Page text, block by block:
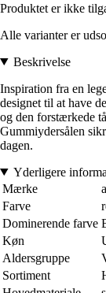
Produktet er ikke
Alle varianter er
Beskrivelse
Inspiration fra en
designet til at have
og den forstærkede
Gummiydersålen
dagen.
Yderligere
Mærke
Farve
Dominerende farve
Køn
Aldersgruppe
Sortiment